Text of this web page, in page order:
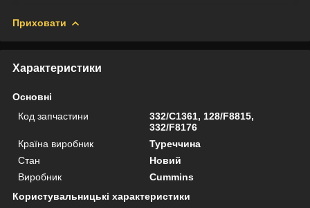
Приховати
Характеристики
Основні
Код запчастини
332/C1361, 128/F8815,
332/F8176
Країна виробник
Туреччина
Стан
Новий
Виробник
Cummins
Користувальницькі характеристики